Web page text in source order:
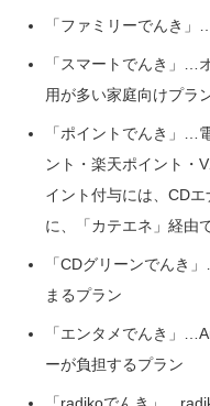
「ファミリーでんき
「スマートでんき」…
用が多い家庭向けプラ
「ポイントでんき」…
ント・楽天ポイント・
イント付与には、CD
に、「カテエネ」経由
「CDグリーンでんき
まるプラン
「エンタメでんき」
ーが負担するプラン